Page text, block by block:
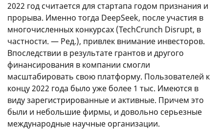
2022 год считается для стартапа годом признания и
прорыва. Именно тогда DeepSeek, после участия в
многочисленных конкурсах (TechCrunch Disrupt, в
частности. — Ред.), привлек внимание инвесторов.
Впоследствии в результате грантов и другого
финансирования в компании смогли
масштабировать свою платформу. Пользователей к
концу 2022 года было уже более 1 тыс. Имеются в
виду зарегистрированные и активные. Причем это
были и небольшие фирмы, и довольно серьезные
международные научные организации.